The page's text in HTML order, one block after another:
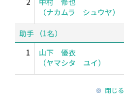
（ナカムラ シュウヤ）
助手 （1名）
1
山下 優衣
（ヤマシタ ユイ）
閉じる